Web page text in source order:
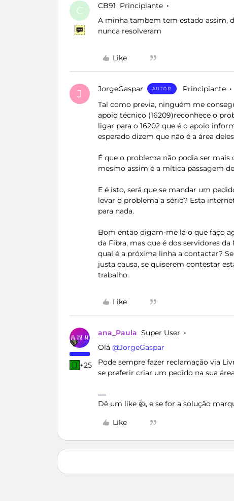
C CB91 Principiante
A minha tambem tem estado assim,
nunca resolveram
Like
J JorgeGaspar AUTOR Principiante
Tal como previa, ninguém me
apoio técnico (16209)reconhece o
ligar para o 16202 que é o apoio
esperado dizem que não é a área
É que o problema não podia ser
mesmo assim é a mítica passagem
E é isto, será que se mandar um
levar o problema a sério? Esta
para nada.
Bom então digam-me lá o que faço
da Fibra, mas que é dos servidores
qual é a próxima linha a contactar?
justa causa, se quiserem contestar
trabalho.
Like
+25
ana_Paula Super User
Olá ​ @JorgeGaspar
Pode sempre fazer reclamação via
se preferir criar um pedido na sua
Dê um like 👍, e se for a solução
Like